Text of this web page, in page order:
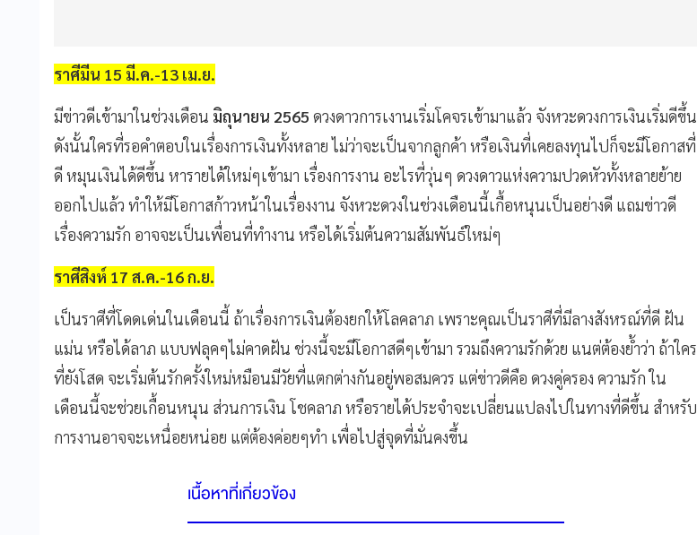
ราศีมีน 15 มี.ค.-13 เม.ย.
มีข่าวดีเข้ามาในช่วงเดือน มิถุนายน 2565 ดวงดาวการเงานเริ่มโคจรเข้ามาแล้ว จังหวะดวงการเงินเริ่มดีขึ้น
ดังนั้นใครที่รอคำตอบในเรื่องการเงินทั้งหลาย ไม่ว่าจะเป็นจากลูกค้า หรือเงินที่เคยลงทุนไปก็จะมีโอกาสที่
ดี หมุนเงินได้ดีขึ้น หารายได้ใหม่ๆเข้ามา เรื่องการงาน อะไรที่วุ่นๆ ดวงดาวแห่งความปวดหัวทั้งหลายย้าย
ออกไปแล้ว ทำให้มีโอกาสก้าวหน้าในเรื่องงาน จังหวะดวงในช่วงเดือนนี้เกื้อหนุนเป็นอย่างดี แถมข่าวดี
เรื่องความรัก อาจจะเป็นเพื่อนที่ทำงาน หรือได้เริ่มต้นความสัมพันธ์ใหม่ๆ
ราศีสิงห์ 17 ส.ค.-16 ก.ย.
เป็นราศีที่โดดเด่นในเดือนนี้ ถ้าเรื่องการเงินต้องยกให้โลคลาภ เพราะคุณเป็นราศีที่มีลางสังหรณ์ที่ดี ฝัน
แม่น หรือได้ลาภ แบบฟลุคๆไม่คาดฝัน ช่วงนี้จะมีโอกาสดีๆเข้ามา รวมถึงความรักด้วย แนต่ต้องย้ำว่า ถ้าใคร
ที่ยังโสด จะเริ่มต้นรักครั้งใหม่หมือนมีวัยที่แตกต่างกันอยู่พอสมควร แต่ข่าวดีคือ ดวงคู่ครอง ความรัก ใน
เดือนนี้จะช่วยเกื้อนหนุน ส่วนการเงิน โชคลาภ หรือรายได้ประจำจะเปลี่ยนแปลงไปในทางที่ดีขึ้น สำหรับ
การงานอาจจะเหนื่อยหน่อย แต่ต้องค่อยๆทำ เพื่อไปสู่จุดที่มั่นคงขึ้น
เนื้อหาที่เกี่ยวข้อง